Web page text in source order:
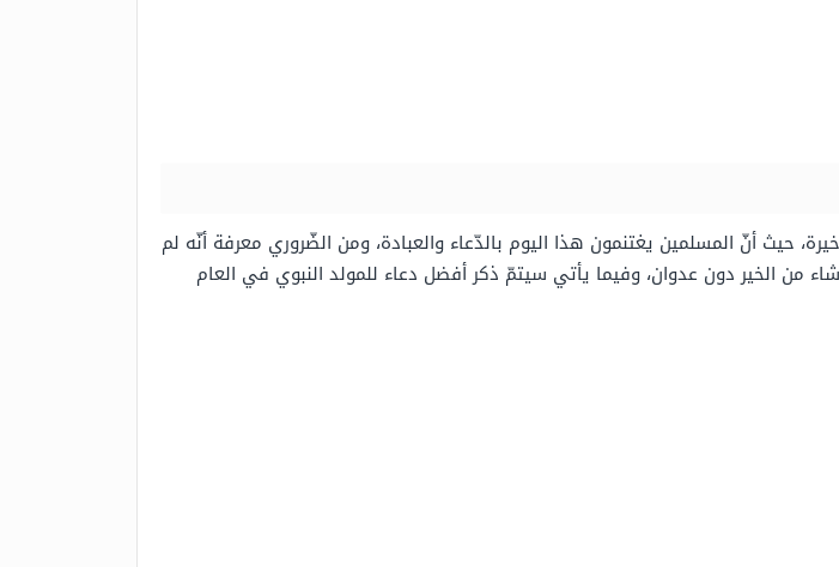
حيث أنّ المسلمين يغتنمون هذا اليوم بالدّعاء والعبادة، ومن الضّروري معرفة أنّه لم
من الخير دون عدوان، وفيما يأتي سيتمّ ذكر أفضل دعاء للمولد النبوي في العام